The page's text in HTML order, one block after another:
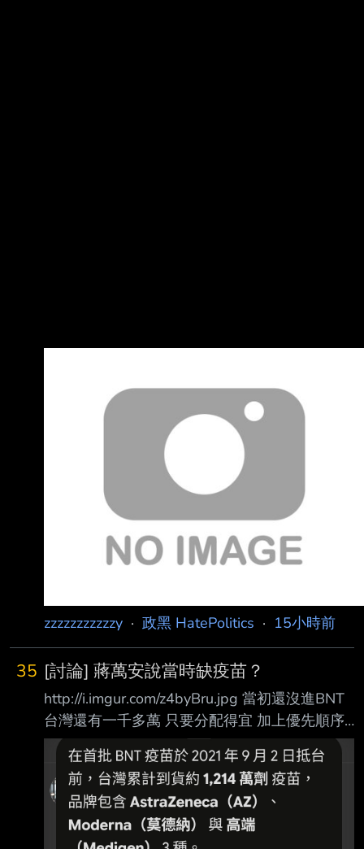
zzzzzzzzzzzy · 政黑 HatePolitics · 15小時前
35 [討論] 蔣萬安說當時缺疫苗？
http://i.imgur.com/z4byBru.jpg 當初還沒進BNT
台灣還有一千多萬 只要分配得宜 加上優先順序
以及後續台灣製造的高端補上 基本上就可以度
過疫苗偏少的狀況 我是不懂蔣萬安為什麼說當
時缺疫苗 那既然缺疫苗 陳時中就更沒有阻擋的
理由 唯一解釋就是國民黨力挺的法律顧問 “說不
定“國民黨也想分 加上可以讓上海代理商賺錢 還